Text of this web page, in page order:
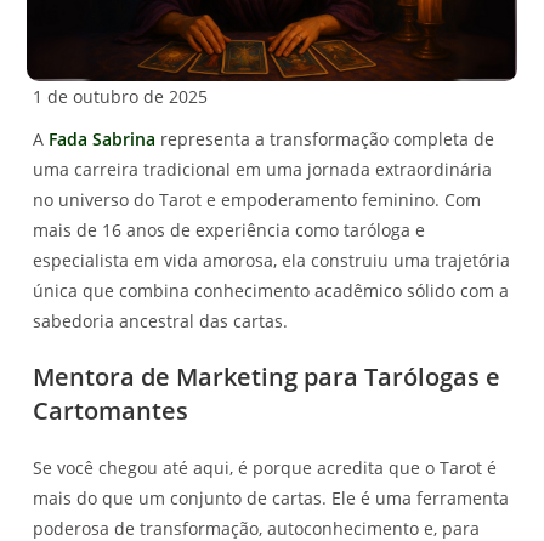
1 de outubro de 2025
A Fada Sabrina representa a transformação completa de
uma carreira tradicional em uma jornada extraordinária
no universo do Tarot e empoderamento feminino. Com
mais de 16 anos de experiência como taróloga e
especialista em vida amorosa, ela construiu uma trajetória
única que combina conhecimento acadêmico sólido com a
sabedoria ancestral das cartas.
Mentora de Marketing para Tarólogas e
Cartomantes
Se você chegou até aqui, é porque acredita que o Tarot é
mais do que um conjunto de cartas. Ele é uma ferramenta
poderosa de transformação, autoconhecimento e, para